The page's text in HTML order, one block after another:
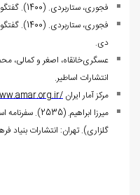
فجوری، ستاربردی. (1400). گفتگوی شخصی با صالح (مجید) بهلکه. 21 دی.
فجوری، ستاربردی.
دی.
انتشارات اساطیر.
مرکز آمار ایران
میرزا ابراهیم.
گلزاری). تهران: انتشارات بنیاد